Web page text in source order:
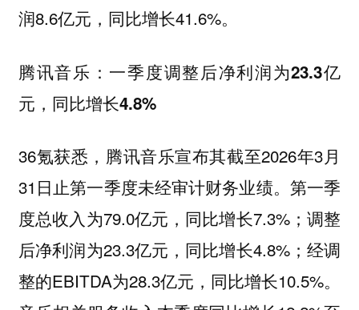
润8.6亿元，同比增长41.6%。
腾讯音乐：一季度调整后净利润为23.3亿
元，同比增长4.8%
36氪获悉，腾讯音乐宣布其截至2026年3月
31日止第一季度未经审计财务业绩。第一季
度总收入为79.0亿元，同比增长7.3%；调整
后净利润为23.3亿元，同比增长4.8%；经调
整的EBITDA为28.3亿元，同比增长10.5%。